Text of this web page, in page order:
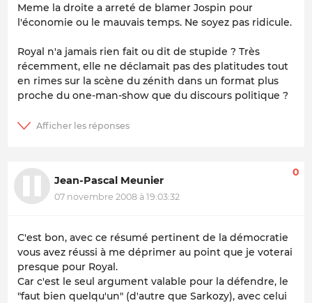
Meme la droite a arreté de blamer Jospin pour
l'économie ou le mauvais temps. Ne soyez pas ridicule.
Royal n'a jamais rien fait ou dit de stupide ? Très
récemment, elle ne déclamait pas des platitudes tout
en rimes sur la scène du zénith dans un format plus
proche du one-man-show que du discours politique ?
Jean-Pascal Meunier
07 novembre 2008 à 19:03:32
0
C'est bon, avec ce résumé pertinent de la démocratie
vous avez réussi à me déprimer au point que je voterai
presque pour Royal.
Car c'est le seul argument valable pour la défendre, le
"faut bien quelqu'un" (d'autre que Sarkozy), avec celui